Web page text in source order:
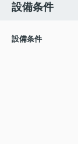
設備条件
設備条件